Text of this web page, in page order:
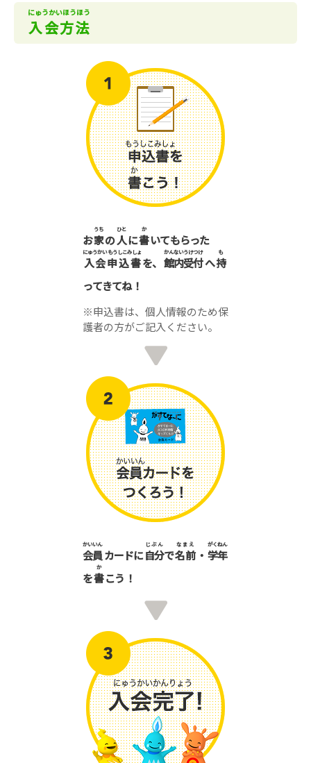
入会方法
にゅうかいほうほう
お家
うち
の人
ひと
に書
か
いてもらった
入会申込書
にゅうかいもうしこみしょ
を、 館内受付
かんないうけつけ
へ持
も
ってきてね！
※申込書は、個人情報のため保
護者の方がご記入ください。
会員
かいいん
カードに自分
じぶん
で名前
なまえ
・ 学年
がくねん
を書
か
こう！